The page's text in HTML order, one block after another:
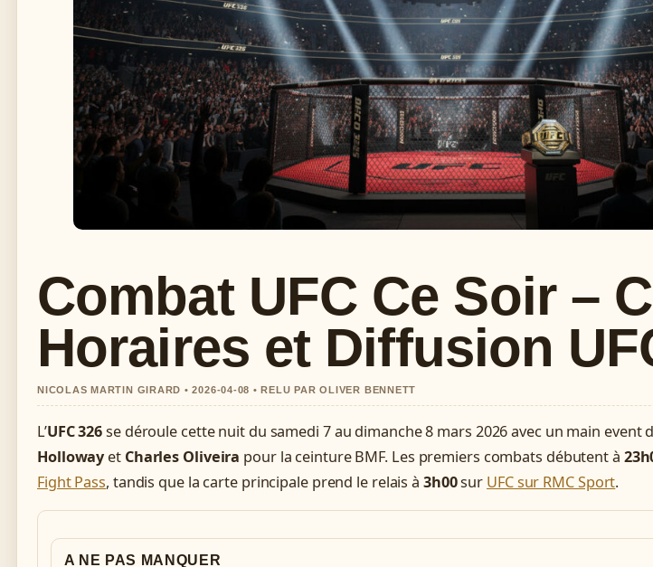
Combat UFC Ce Soir –
Horaires et Diffusion
NICOLAS MARTIN GIRARD • 2026-04-08 • RELU PAR OLIVER BENNETT
L’UFC 326se déroule cette nuit du samedi 7 au dimanche 8 mars 2026 avec un main event
Hollowayet Charles Oliveira pour la ceinture BMF. Les premiers combats débutent à
Fight Pass, tandis que la carte principale prend le relais à 3h00sur UFC sur RMC Sport.
A NE PAS MANQUER